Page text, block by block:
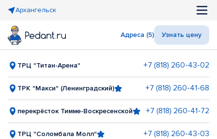
Архангельск
Адреса (5) Узнать цену
ТРЦ "Титан-Арена" +7 (818) 260-43-02
ТРК "Макси" (Ленинградский) +7 (818) 260-41-68
перекрёсток Тимме-Воскресенской +7 (818) 260-41-72
ТРЦ "Соломбала Молл" +7 (818) 260-43-03